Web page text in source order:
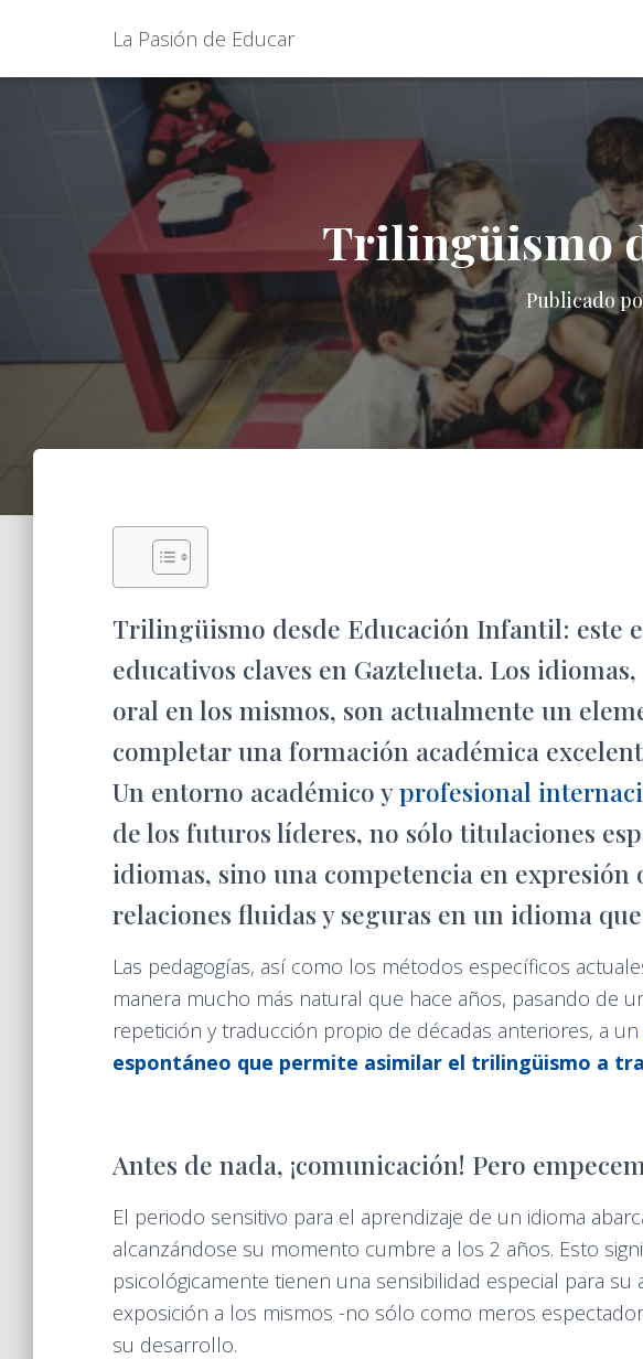
La Pasión de Educar
Trilingüismo
Publicado
Trilingüismo desde Educación Infantil: este
educativos claves en Gaztelueta. Los
oral en los mismos, son actualmente un
completar una formación académica
Un entorno académico yprofesional
de los futuros líderes, no sólo titulaciones
idiomas, sino una competencia en expresión
relaciones fluidas y seguras en un idioma
Las pedagogías, así como los métodos específicos
manera mucho más natural que hace años, pasando de
repetición y traducción propio de décadas anteriores, a un
espontáneo que permite asimilar el trilingüismo a
Antes de nada, ¡comunicación! Pero
El periodo sensitivo para el aprendizaje de un idioma
alcanzándose su momento cumbre a los 2 años. Esto
psicológicamente tienen una sensibilidad especial para
exposición a los mismos -no sólo como meros
su desarrollo.